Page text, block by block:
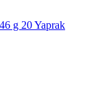
g 20 Yaprak